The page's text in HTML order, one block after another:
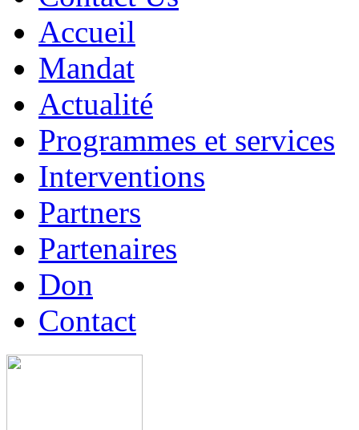
Accueil
Mandat
Actualité
Programmes et services
Interventions
Partners
Partenaires
Don
Contact